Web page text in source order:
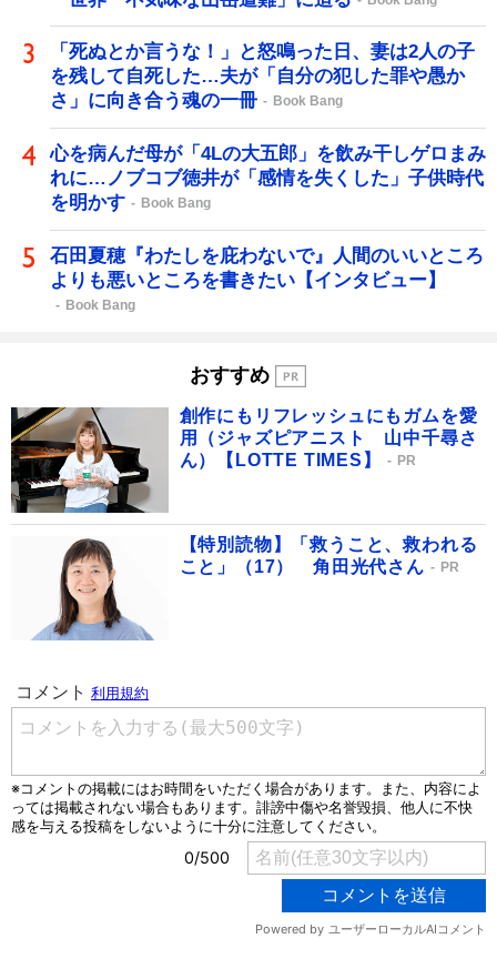
「死ぬとか言うな！」と怒鳴った日、妻は2人の子
を残して自死した…夫が「自分の犯した罪や愚か
さ」に向き合う魂の一冊
Book Bang
心を病んだ母が「4Lの大五郎」を飲み干しゲロまみ
れに…ノブコブ徳井が「感情を失くした」子供時代
を明かす
Book Bang
石田夏穂『わたしを庇わないで』人間のいいところ
よりも悪いところを書きたい【インタビュー】
Book Bang
おすすめ
創作にもリフレッシュにもガムを愛
用（ジャズピアニスト 山中千尋さ
ん）【LOTTE TIMES】
PR
【特別読物】「救うこと、救われる
こと」（17） 角田光代さん
PR